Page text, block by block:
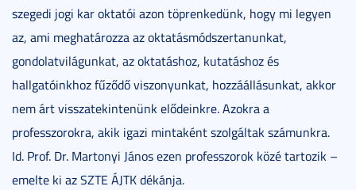
szegedi jogi kar oktatói azon töprenkedünk, hogy mi legyen
az, ami meghatározza az oktatásmódszertanunkat,
gondolatvilágunkat, az oktatáshoz, kutatáshoz és
hallgatóinkhoz fűződő viszonyunkat, hozzáállásunkat, akkor
nem árt visszatekintenünk elődeinkre. Azokra a
professzorokra, akik igazi mintaként szolgáltak számunkra.
Id. Prof. Dr. Martonyi János ezen professzorok közé tartozik –
emelte ki az SZTE ÁJTK dékánja.